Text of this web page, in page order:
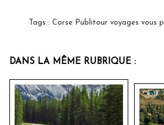
Tags : Corse Publitour voyages vous p
DANS LA MÊME RUBRIQUE :